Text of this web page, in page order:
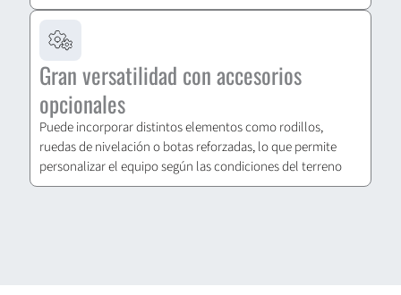
Gran versatilidad con accesorios
opcionales
Puede incorporar distintos elementos como rodillos,
ruedas de nivelación o botas reforzadas, lo que permite
personalizar el equipo según las condiciones del terreno